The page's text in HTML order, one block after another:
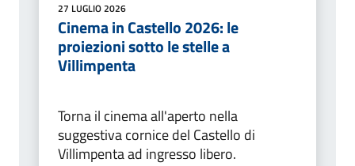
27 LUGLIO 2026
Cinema in Castello 2026: le
proiezioni sotto le stelle a
Villimpenta
Torna il cinema all'aperto nella
suggestiva cornice del Castello di
Villimpenta ad ingresso libero.